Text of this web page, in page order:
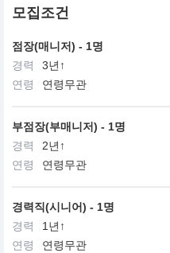
모집조건
점장(매니저) - 1명
경력
3년↑
연령
연령무관
부점장(부매니저) - 1명
경력
2년↑
연령
연령무관
경력직(시니어) - 1명
경력
1년↑
연령
연령무관